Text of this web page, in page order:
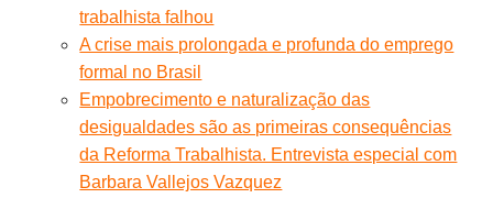
trabalhista falhou
A crise mais prolongada e profunda do emprego
formal no Brasil
Empobrecimento e naturalização das
desigualdades são as primeiras consequências
da Reforma Trabalhista. Entrevista especial com
Barbara Vallejos Vazquez